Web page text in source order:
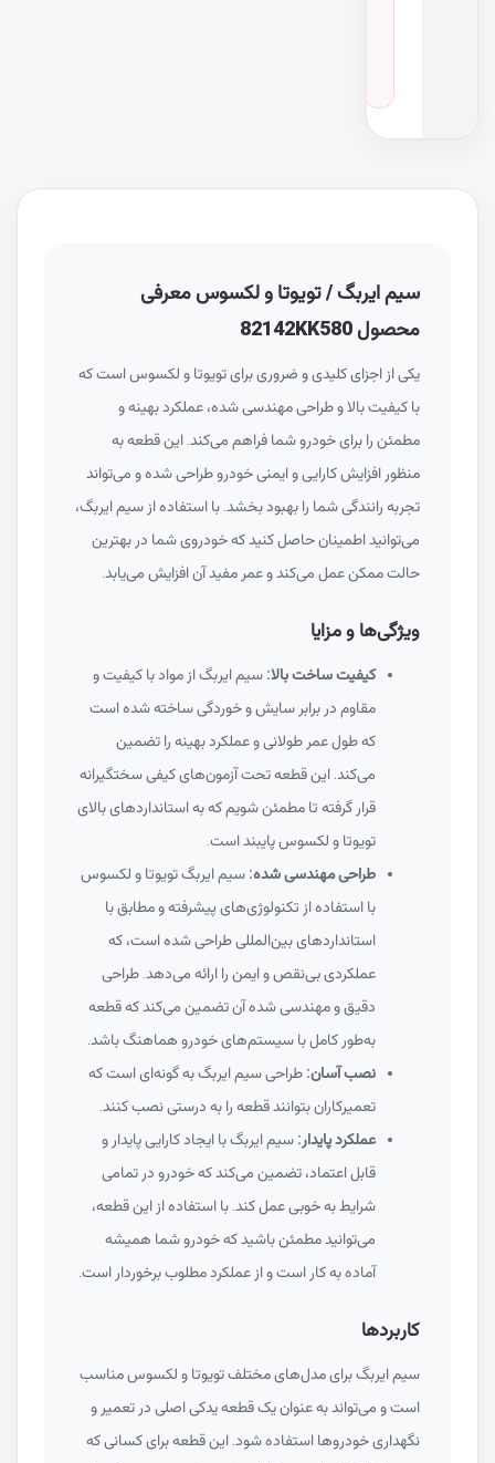
سیم ایربگ / تویوتا و لکسوس معرفی
محصول 82142KK580
یکی از اجزای کلیدی و ضروری برای تویوتا و لکسوس است که
با کیفیت بالا و طراحی مهندسی شده، عملکرد بهینه و
مطمئن را برای خودرو شما فراهم می‌کند. این قطعه به
منظور افزایش کارایی و ایمنی خودرو طراحی شده و می‌تواند
تجربه رانندگی شما را بهبود بخشد. با استفاده از سیم ایربگ،
می‌توانید اطمینان حاصل کنید که خودروی شما در بهترین
حالت ممکن عمل می‌کند و عمر مفید آن افزایش می‌یابد.
ویژگی‌ها و مزایا
کیفیت ساخت بالا:سیم ایربگ از مواد با کیفیت و
مقاوم در برابر سایش و خوردگی ساخته شده است
که طول عمر طولانی و عملکرد بهینه را تضمین
می‌کند. این قطعه تحت آزمون‌های کیفی سختگیرانه
قرار گرفته تا مطمئن شویم که به استانداردهای بالای
تویوتا و لکسوس پایبند است.
طراحی مهندسی شده:سیم ایربگ تویوتا و لکسوس
با استفاده از تکنولوژی‌های پیشرفته و مطابق با
استانداردهای بین‌المللی طراحی شده است، که
عملکردی بی‌نقص و ایمن را ارائه می‌دهد. طراحی
دقیق و مهندسی شده آن تضمین می‌کند که قطعه
به‌طور کامل با سیستم‌های خودرو هماهنگ باشد.
نصب آسان:طراحی سیم ایربگ به گونه‌ای است که
تعمیرکاران بتوانند قطعه را به درستی نصب کنند.
عملکرد پایدار:سیم ایربگ با ایجاد کارایی پایدار و
قابل اعتماد، تضمین می‌کند که خودرو در تمامی
شرایط به خوبی عمل کند. با استفاده از این قطعه،
می‌توانید مطمئن باشید که خودرو شما همیشه
آماده به کار است و از عملکرد مطلوب برخوردار است.
کاربردها
سیم ایربگ برای مدل‌های مختلف تویوتا و لکسوس مناسب
است و می‌تواند به عنوان یک قطعه یدکی اصلی در تعمیر و
نگهداری خودروها استفاده شود. این قطعه برای کسانی که